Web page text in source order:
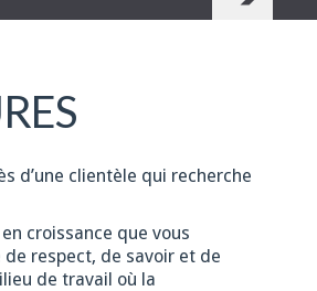
d’une clientèle qui recherche
croissance que vous
respect, de savoir et de
de travail où la